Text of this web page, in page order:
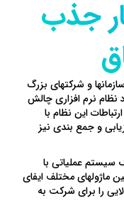
جذب
و شرکتهای بزرگ
نرم افزاری چالش
این نظام با
و جمع بندی نیز
عملیاتی با
ماژولهای مختلف ایفای
را برای شرکت به